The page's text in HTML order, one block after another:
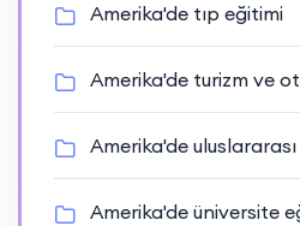
Amerika'de tıp eğitimi
Amerika'de turizm ve
Amerika'de
Amerika'de üniversite